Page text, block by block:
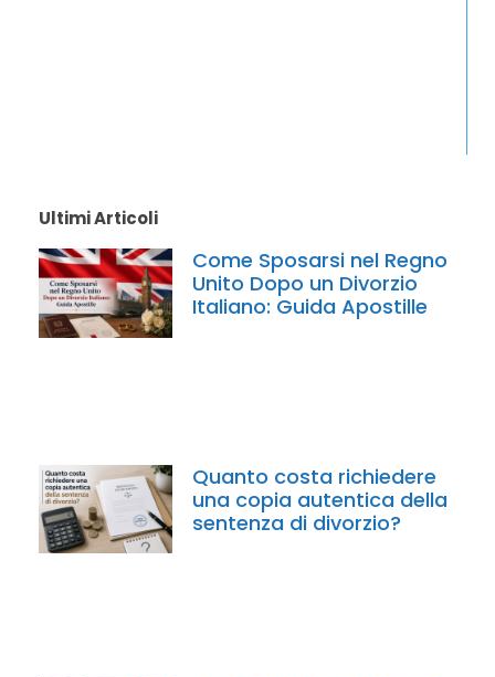
Ultimi Articoli
Come Sposarsi nel Regno
Unito Dopo un Divorzio
Italiano: Guida Apostille
Quanto costa richiedere
una copia autentica della
sentenza di divorzio?